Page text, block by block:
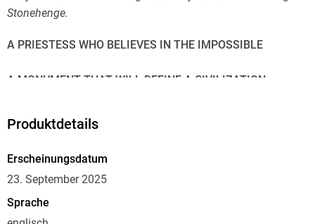
Stonehenge.
A PRIESTESS WHO BELIEVES IN THE IMPOSSIBLE
A MONUMENT THAT WILL DEFINE A CIVILIZATION
In the high summer heat, Joia watches the Midsummer
ceremony that signals the start of a new year, enthralled. She
biggest stones in the world. It is a vision of a great circle,
assembled by the divided tribes of the Great Plain. Helped by
Seft, a talented miner, it will become their life's work.
Produktdetails
Erscheinungsdatum
23. September 2025
Sprache